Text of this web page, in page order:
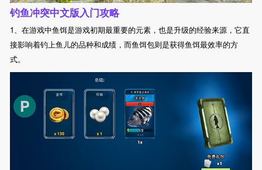
钓鱼冲突中文版入门攻略
1、在游戏中鱼饵是游戏初期最重要的元素，也是升级的经验来源，它直
接影响着钓上鱼儿的品种和成绩，而鱼饵包则是获得鱼饵最效率的方
式。